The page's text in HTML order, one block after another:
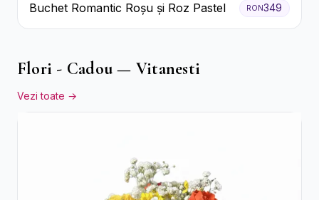
Buchet Romantic Roșu și Roz Pastel RON349
Flori - Cadou — Vitanesti
Vezi toate →